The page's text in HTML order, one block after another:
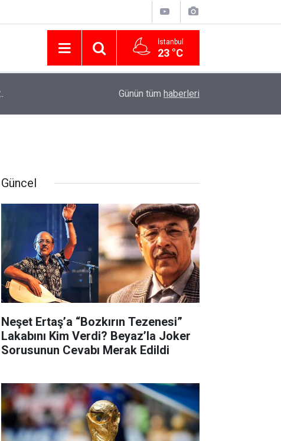
İstanbul
23 °C
Günün tüm haberleri
Güncel
Neşet Ertaş’a “Bozkırın Tezenesi”
Lakabını Kim Verdi? Beyaz’la Joker
Sorusunun Cevabı Merak Edildi